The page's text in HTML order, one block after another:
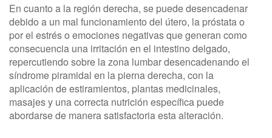
En cuanto a la región derecha, se puede desencadenar
debido a un mal funcionamiento del útero, la próstata o
por el estrés o emociones negativas que generan como
consecuencia una irritación en el intestino delgado,
repercutiendo sobre la zona lumbar desencadenando el
síndrome piramidal en la pierna derecha, con la
aplicación de estiramientos, plantas medicinales,
masajes y una correcta nutrición específica puede
abordarse de manera satisfactoria esta alteración.